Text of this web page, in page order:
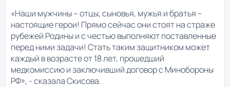
«Наши мужчины – отцы, сыновья, мужья и братья –
настоящие герои! Прямо сейчас они стоят на страже
рубежей Родины и с честью выполняют поставленные
перед ними задачи! Стать таким защитником может
каждый в возрасте от 18 лет, прошедший
медкомиссию и заключивший договор с Минобороны
РФ», - сказала Скисова.